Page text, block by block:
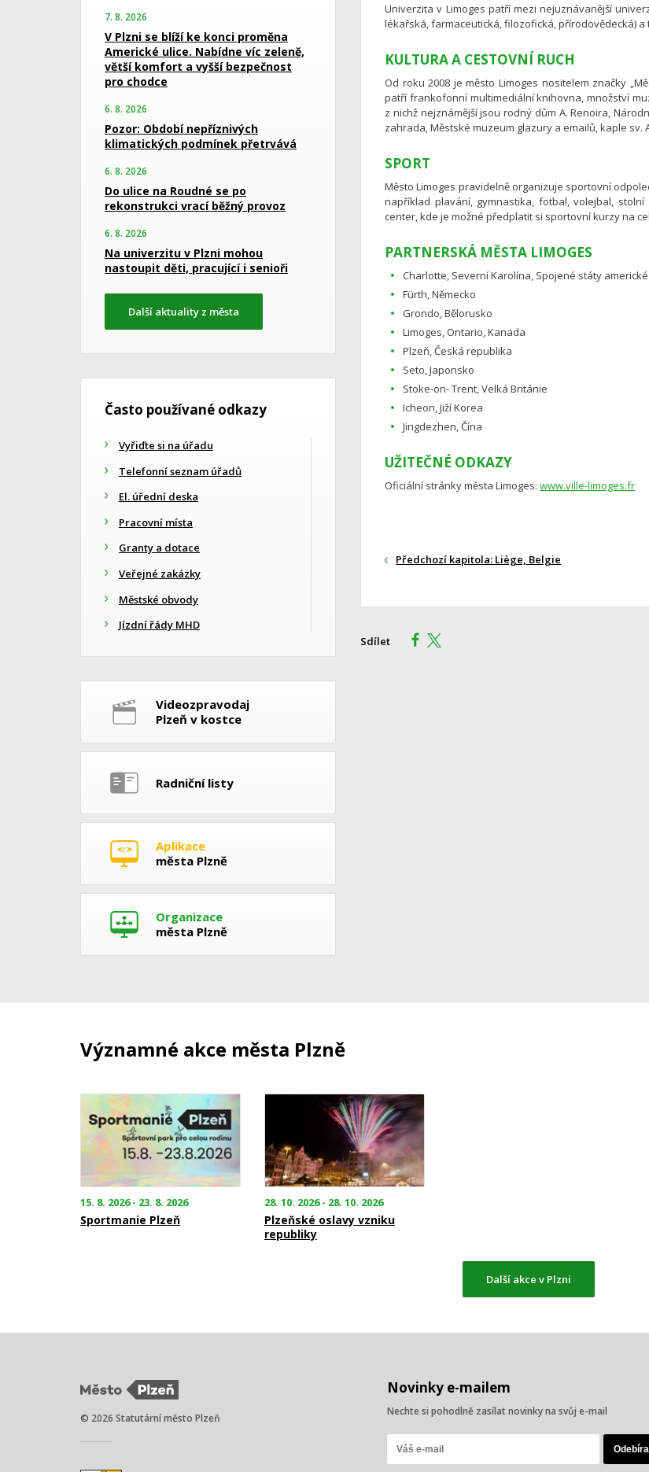
Univerzita v Limoges patří mezi nejuznávanější
lékařská, farmaceutická, filozofická, přírodovědecká)
KULTURA A CESTOVNÍ RUCH
Od roku 2008 je město Limoges nositelem značky
patří frankofonní multimediální knihovna, množství
z nichž nejznámější jsou rodný dům A. Renoira,
zahrada, Městské muzeum glazury a emailů, kaple
SPORT
Město Limoges pravidelně organizuje sportovní
například plavání, gymnastika, fotbal, volejbal,
center, kde je možné předplatit si sportovní kurzy na
PARTNERSKÁ MĚSTA LIMOGES
Charlotte, Severní Karolína, Spojené státy americké
Fürth, Německo
Grondo, Bělorusko
Limoges, Ontario, Kanada
Plzeň, Česká republika
Seto, Japonsko
Stoke-on- Trent, Velká Británie
Icheon, Jiží Korea
Jingdezhen, Čína
UŽITEČNÉ ODKAZY
Oficiální stránky města Limoges:www.ville-limoges.fr
Předchozí kapitola: Liège, Belgie
Sdílet
7. 8. 2026
V Plzni se blíží ke konci proměna
Americké ulice. Nabídne víc zeleně,
větší komfort a vyšší bezpečnost
pro chodce
6. 8. 2026
Pozor: Období nepříznivých
klimatických podmínek přetrvává
6. 8. 2026
Do ulice na Roudné se po
rekonstrukci vrací běžný provoz
6. 8. 2026
Na univerzitu v Plzni mohou
nastoupit děti, pracující i senioři
Další aktuality z města
Často používané odkazy
Vyřiďte si na úřadu
Telefonní seznam úřadů
El. úřední deska
Pracovní místa
Granty a dotace
Veřejné zakázky
Městské obvody
Jízdní řády MHD
Videozpravodaj
Plzeň v kostce
Radniční listy
Aplikace
města Plzně
Organizace
města Plzně
Významné akce města Plzně
15. 8. 2026 - 23. 8. 2026
Sportmanie Plzeň
28. 10. 2026 - 28. 10. 2026
Plzeňské oslavy vzniku
republiky
Další akce v Plzni
Novinky e-mailem
Nechte si pohodlně zasílat novinky na svůj e-mail
© 2026 Statutární město Plzeň